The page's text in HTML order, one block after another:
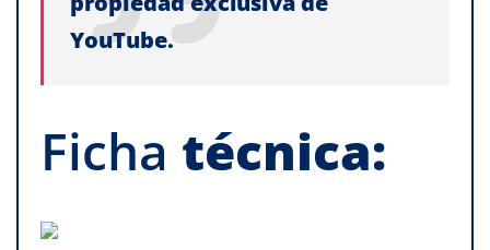
YouTube.
Ficha técnica: